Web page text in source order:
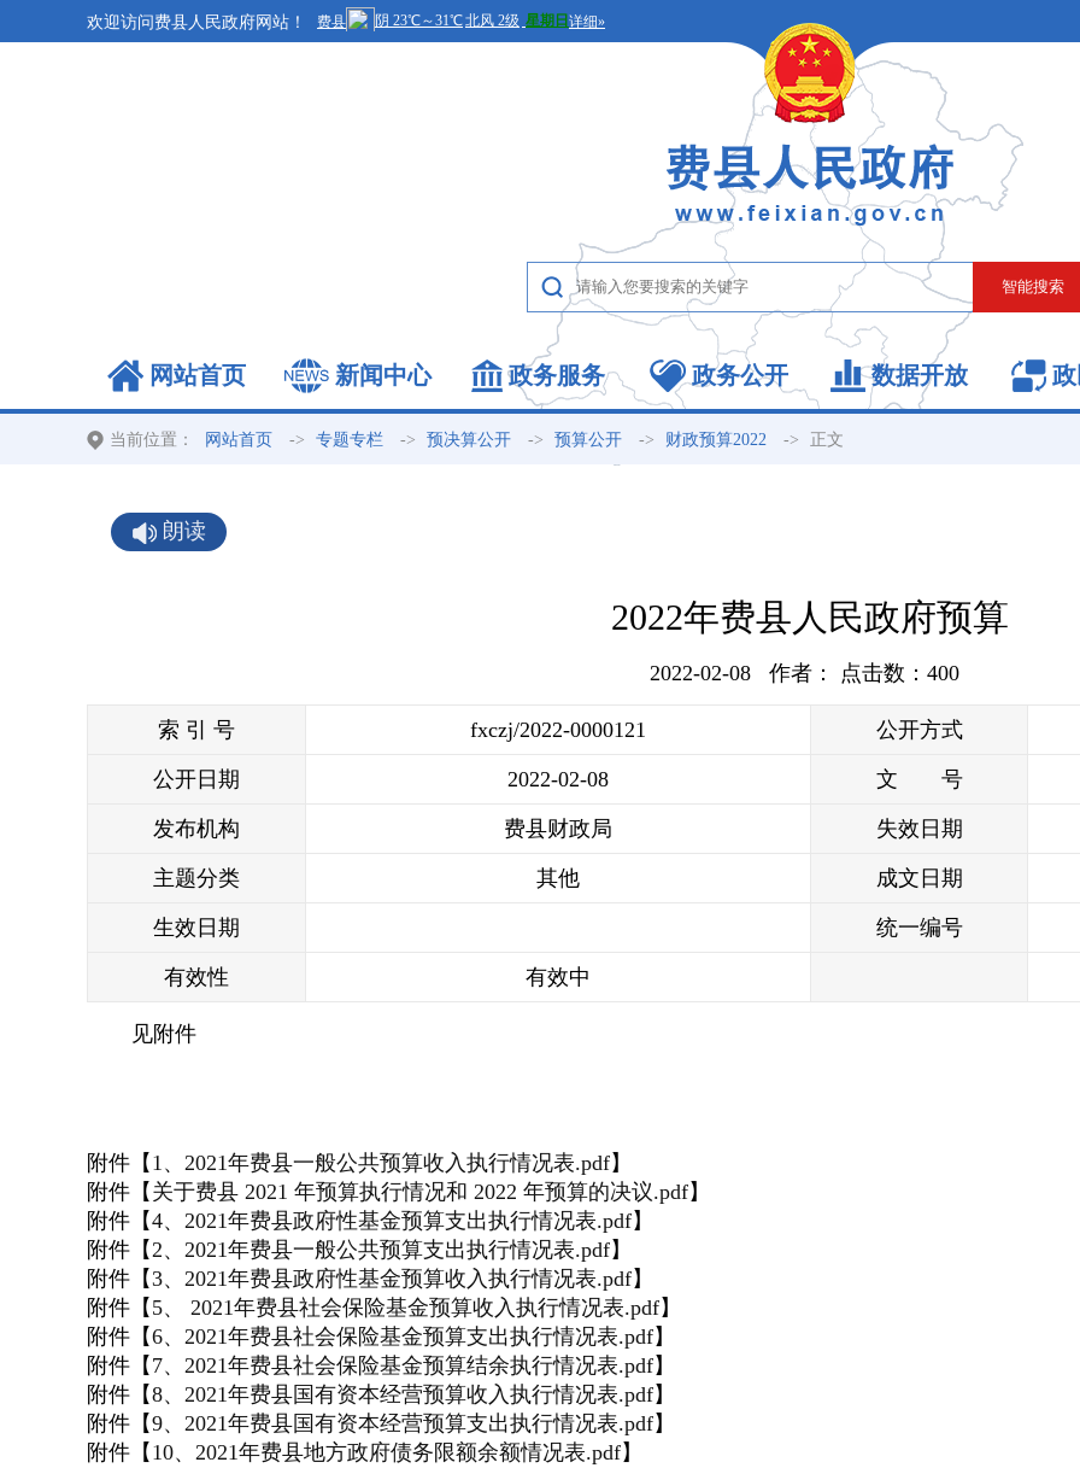
欢迎访问费县人民政府网站！
网站首页 新闻中心 政务服务 政务公开 数据开放
当前位置： 网站首页 -> 专题专栏 -> 预决算公开 -> 预算公开 -> 财政预算2022 -> 正文
朗读
2022年费县人民政府预算
2022-02-08 作者： 点击数： 400
索 引 号 fxczj/2022-0000121 公开方式
公开日期 2022-02-08 文 号
发布机构 费县财政局 失效日期
主题分类 其他 成文日期
生效日期 统一编号
有效性 有效中
见附件
附件【 1、2021年费县一般公共预算收入执行情况表.pdf】
附件【 关于费县 2021 年预算执行情况和 2022 年预算的决议.pdf】
附件【4、2021年费县政府性基金预算支出执行情况表.pdf】
附件【2、2021年费县一般公共预算支出执行情况表.pdf】
附件【3、2021年费县政府性基金预算收入执行情况表.pdf】
附件【 5、 2021年费县社会保险基金预算收入执行情况表.pdf】
附件【6、2021年费县社会保险基金预算支出执行情况表.pdf】
附件【 7、2021年费县社会保险基金预算结余执行情况表.pdf】
附件【8、2021年费县国有资本经营预算收入执行情况表.pdf】
附件【9、2021年费县国有资本经营预算支出执行情况表.pdf】
附件【 10、2021年费县地方政府债务限额余额情况表.pdf】